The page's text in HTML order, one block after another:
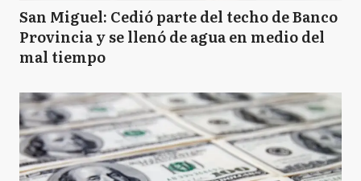
San Miguel: Cedió parte del techo de Banco
Provincia y se llenó de agua en medio del
mal tiempo